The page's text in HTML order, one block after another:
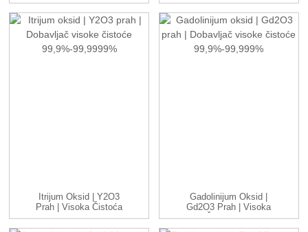
Itrijum Oksid | Y2O3
Prah | Visoka Čistoća
99,9%...
Gadolinijum Oksid |
Gd2O3 Prah | Visoka
Čistoća 9...